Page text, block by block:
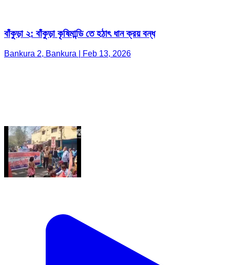
বাঁকুড়া ২: বাঁকুড়া কৃষিমান্ডি তে হঠাৎ ধান ক্রয় বন্ধ
Bankura 2, Bankura | Feb 13, 2026